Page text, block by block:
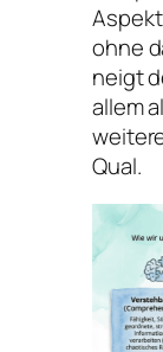
ohne
neigt
allem
Qual.